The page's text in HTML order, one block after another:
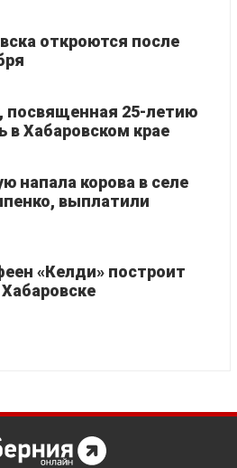
откроются после
посвященная 25-летию
в Хабаровском крае
напала корова в селе
выплатили
«Келди» построит